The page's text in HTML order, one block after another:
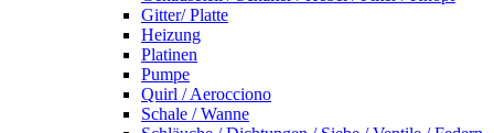
Gitter/ Platte
Heizung
Platinen
Pumpe
Quirl / Aerocciono
Schale / Wanne